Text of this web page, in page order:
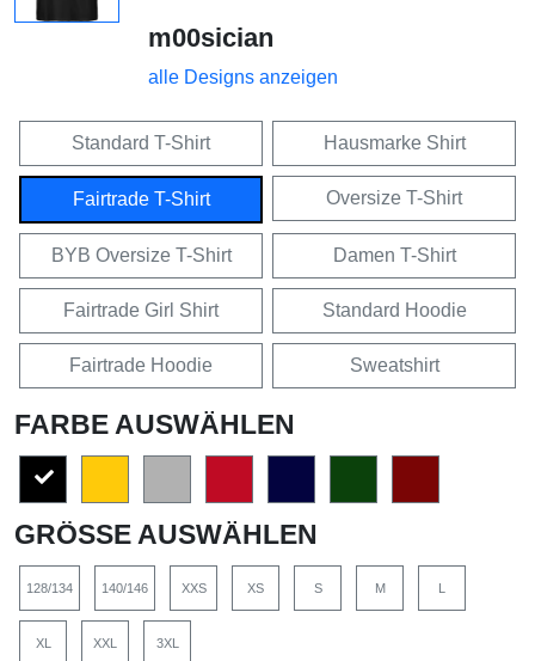
m00sician
alle Designs anzeigen
Standard T-Shirt Hausmarke Shirt
Fairtrade T-Shirt Oversize T-Shirt
BYB Oversize T-Shirt Damen T-Shirt
Fairtrade Girl Shirt Standard Hoodie
Fairtrade Hoodie Sweatshirt
FARBE AUSWÄHLEN
GRÖSSE AUSWÄHLEN
128/134 140/146 XXS XS S M L
XL XXL 3XL